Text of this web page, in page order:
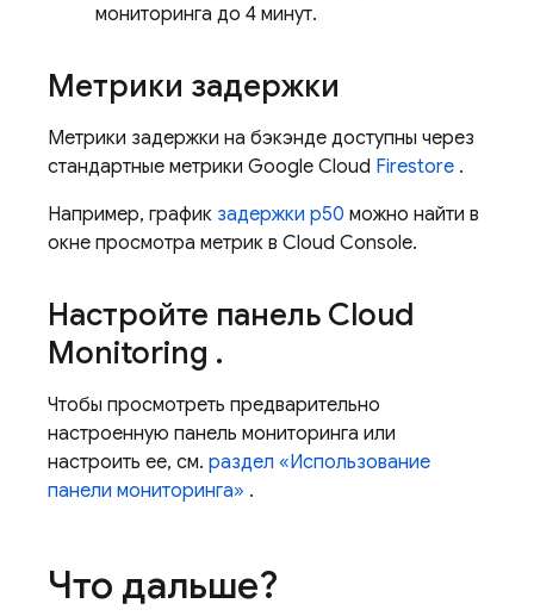
мониторинга до 4 минут.
Метрики задержки
Метрики задержки на бэкэнде доступны через
стандартные метрики Google Cloud Firestore .
Например, график задержки p50 можно найти в
окне просмотра метрик в Cloud Console.
Настройте панель Cloud
Monitoring .
Чтобы просмотреть предварительно
настроенную панель мониторинга или
настроить ее, см. раздел «Использование
панели мониторинга» .
Что дальше?